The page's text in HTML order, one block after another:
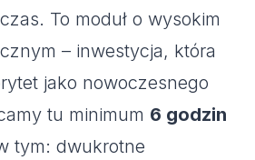
To moduł o wysokim
– inwestycja, która
jako nowoczesnego
tu minimum 6 godzin
tym: dwukrotne